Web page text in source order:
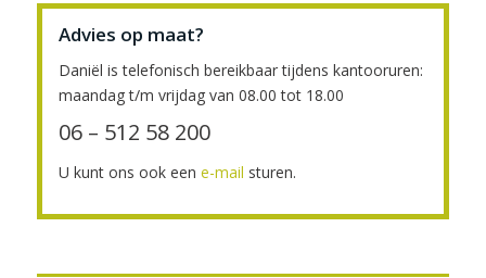
Advies op maat?
Daniël is telefonisch bereikbaar tijdens kantooruren:
maandag t/m vrijdag van 08.00 tot 18.00
06 – 512 58 200
U kunt ons ook een e-mail sturen.